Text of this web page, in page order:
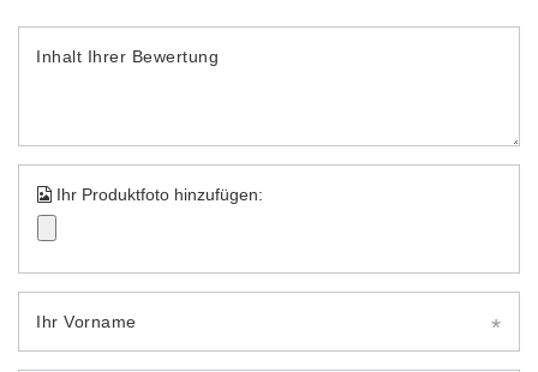
Inhalt Ihrer Bewertung
Ihr Produktfoto hinzufügen:
Ihr Vorname